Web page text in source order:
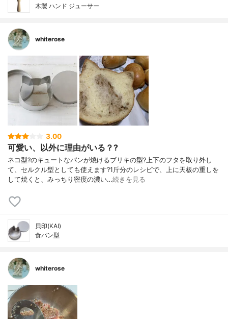
木製 ハンド ジューサー
whiterose
3.00
可愛い、以外に理由がいる？?
ネコ型?のキュートなパンが焼けるブリキの型?上下のフタを取り外し
て、セルクル型としても使えます?1斤分のレシピで、上に天板の重しを
して焼くと、みっちり密度の濃い…続きを見る
貝印(KAI)
食パン型
whiterose